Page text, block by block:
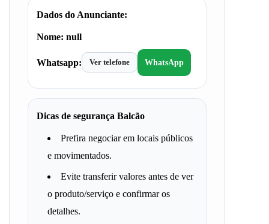
Dados do Anunciante:
Nome: null
Whatsapp: Ver telefone WhatsApp
Dicas de segurança Balcão
Prefira negociar em locais públicos
e movimentados.
Evite transferir valores antes de ver
o produto/serviço e confirmar os
detalhes.